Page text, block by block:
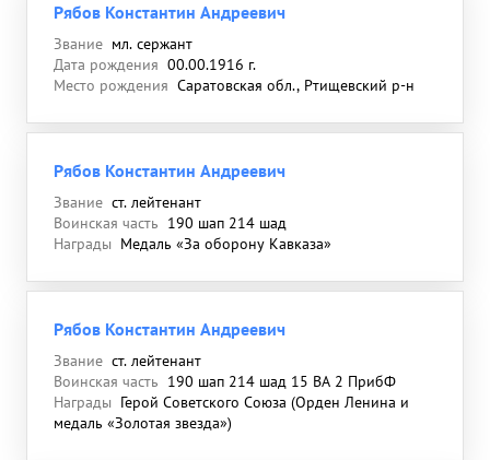
Рябов Константин Андреевич
Звание мл. сержант
Дата рождения 00.00.1916 г.
Место рождения Саратовская обл., Ртищевский р-н
Рябов Константин Андреевич
Звание ст. лейтенант
Воинская часть 190 шап 214 шад
Награды Медаль «За оборону Кавказа»
Рябов Константин Андреевич
Звание ст. лейтенант
Воинская часть 190 шап 214 шад 15 ВА 2 ПрибФ
Награды Герой Советского Союза (Орден Ленина и
медаль «Золотая звезда»)